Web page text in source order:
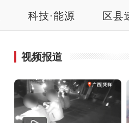
科技·能源 区县
视频报道